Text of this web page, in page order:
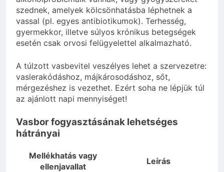
szednek, amelyek kölcsönhatásba léphetnek a
vassal (pl. egyes antibiotikumok). Terhesség,
gyermekkor, illetve súlyos krónikus betegségek
esetén csak orvosi felügyelettel alkalmazható.
A túlzott vasbevitel veszélyes lehet a szervezetre:
vaslerakódáshoz, májkárosodáshoz, sőt,
mérgezéshez is vezethet. Ezért soha ne lépjük túl
az ajánlott napi mennyiséget!
Vasbor fogyasztásának lehetséges
hátrányai
Mellékhatás vagy
ellenjavallat
Leírás